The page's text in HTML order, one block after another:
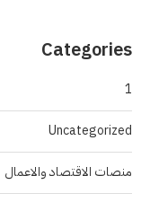
Categories
1
Uncategorized
منصات الاقتصاد والاعمال